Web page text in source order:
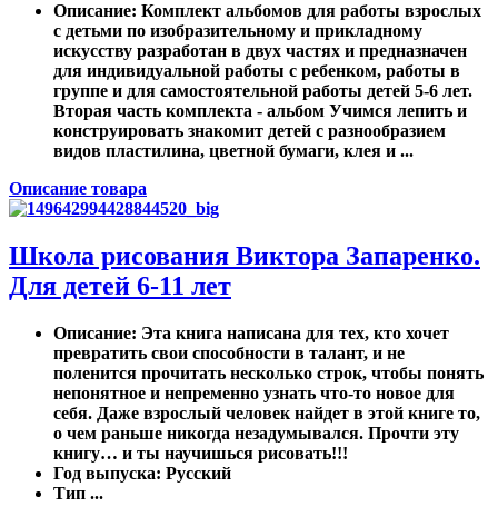
Описание: Комплект альбомов для работы взрослых
с детьми по изобразительному и прикладному
искусству разработан в двух частях и предназначен
для индивидуальной работы с ребенком, работы в
группе и для самостоятельной работы детей 5-6 лет.
Вторая часть комплекта - альбом Учимся лепить и
конструировать знакомит детей с разнообразием
видов пластилина, цветной бумаги, клея и ...
Описание товара
Школа рисования Виктора Запаренко.
Для детей 6-11 лет
Описание: Эта книга написана для тех, кто хочет
превратить свои способности в талант, и не
поленится прочитать несколько строк, чтобы понять
непонятное и непременно узнать что-то новое для
себя. Даже взрослый человек найдет в этой книге то,
о чем раньше никогда незадумывался. Прочти эту
книгу… и ты научишься рисовать!!!
Год выпуска: Русский
Тип ...